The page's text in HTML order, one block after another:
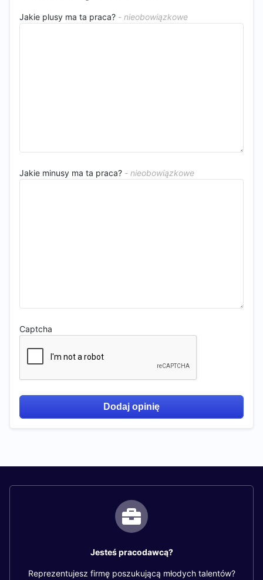
Jakie plusy ma ta praca?
Jakie minusy ma ta praca?
Captcha
Dodaj opinię
Jesteś pracodawcą?
Reprezentujesz firmę poszukującą młodych talentów?